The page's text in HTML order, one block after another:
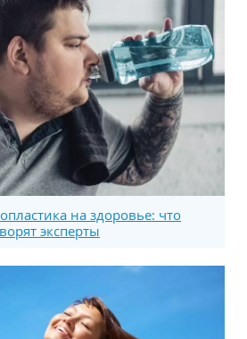
на здоровье: что
эксперты